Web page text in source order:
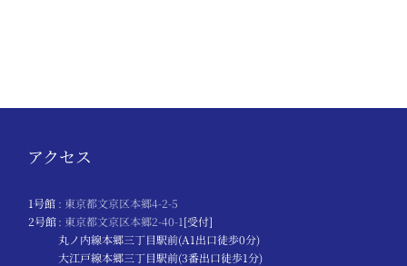
アクセス
1号館 : 東京都文京区本郷4-2-5
2号館: 東京都文京区本郷2-40-1[受付]
丸ノ内線本郷三丁目駅前(A1出口徒歩0分)
大江戸線本郷三丁目駅前(3番出口徒歩1分)